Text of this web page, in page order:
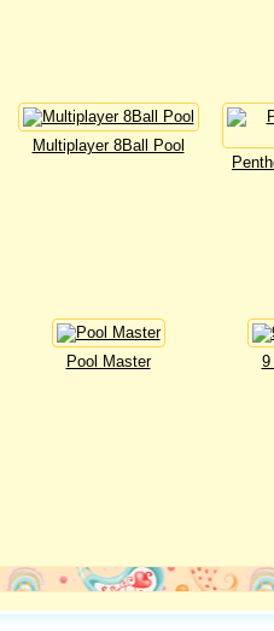
Multiplayer 8Ball Pool
Pool Master 9